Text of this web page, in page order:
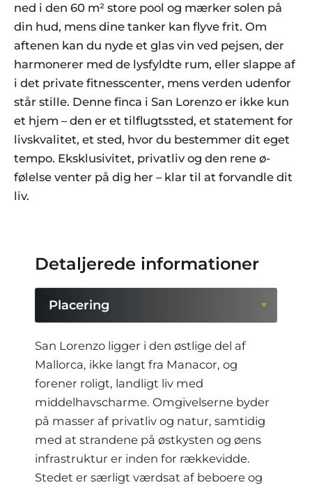
ned i den 60 m² store pool og mærker solen på
din hud, mens dine tanker kan flyve frit. Om
aftenen kan du nyde et glas vin ved pejsen, der
harmonerer med de lysfyldte rum, eller slappe af
i det private fitnesscenter, mens verden udenfor
står stille. Denne finca i San Lorenzo er ikke kun
et hjem – den er et tilflugtssted, et statement for
livskvalitet, et sted, hvor du bestemmer dit eget
tempo. Eksklusivitet, privatliv og den rene ø-
følelse venter på dig her – klar til at forvandle dit
liv.
Detaljerede informationer
Placering
Placering
Region
San Lorenzo ligger i den østlige del af
Mallorca, ikke langt fra Manacor, og
forener roligt, landligt liv med
middelhavscharme. Omgivelserne byder
på masser af privatliv og natur, samtidig
med at strandene på østkysten og øens
infrastruktur er inden for rækkevidde.
Stedet er særligt værdsat af beboere og